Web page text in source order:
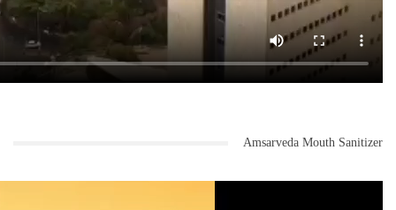
Amsarveda Mouth Sanitizer